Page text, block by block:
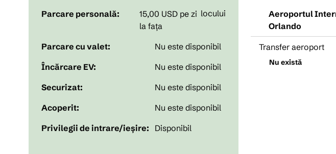
Parcare personală:
15,00 USD pe zi
la fața
locului
Parcare cu valet:
Nu este disponibil
Încărcare EV:
Nu este disponibil
Securizat:
Nu este disponibil
Acoperit:
Nu este disponibil
Privilegii de intrare/ieșire:
Disponibil
Aeroportul
Orlando
Transfer aeroport
Nu există